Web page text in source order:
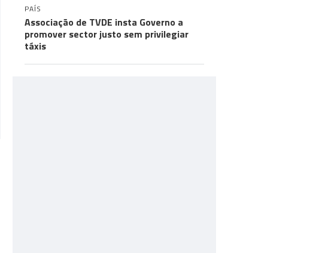
PAÍS
Associação de TVDE insta Governo a
promover sector justo sem privilegiar
táxis